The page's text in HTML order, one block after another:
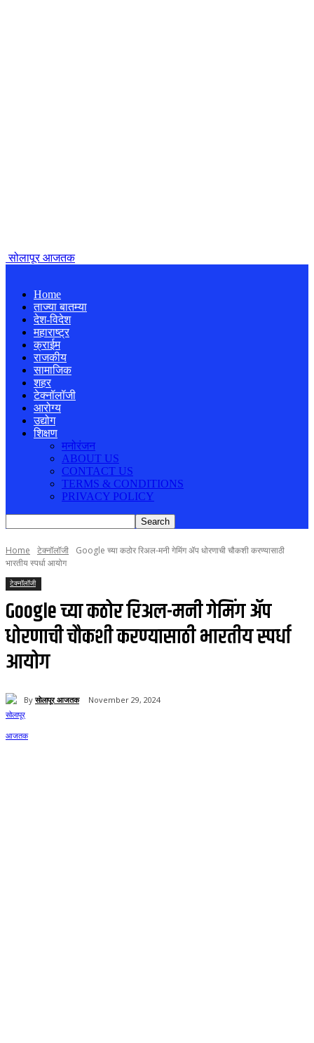
सोलापूर आजतक
Home
ताज्या बातम्या
देश-विदेश
महाराष्ट्र
क्राईम
राजकीय
सामाजिक
शहर
टेक्नॉलॉजी
आरोग्य
उद्योग
शिक्षण
मनोरंजन
ABOUT US
CONTACT US
TERMS & CONDITIONS
PRIVACY POLICY
Home टेक्नॉलॉजी
Google च्या कठोर रिअल-मनी गेमिंग ॲप धोरणाची चौकशी करण्यासाठी
भारतीय स्पर्धा आयोग
टेक्नॉलॉजी
Google च्या कठोर रिअल-मनी गेमिंग ॲप
धोरणाची चौकशी करण्यासाठी भारतीय स्पर्धा
आयोग
By सोलापूर आजतक November 29, 2024